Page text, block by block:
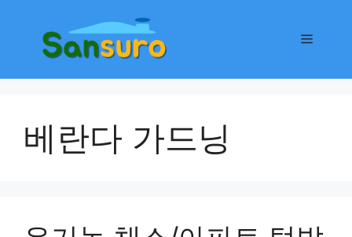
메
베란다 가드닝